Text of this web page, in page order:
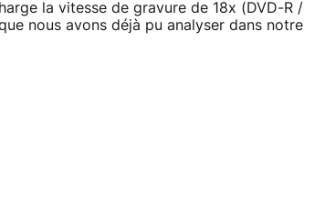
la vitesse de gravure de 18x (DVD-R /
nous avons déjà pu analyser dans notre